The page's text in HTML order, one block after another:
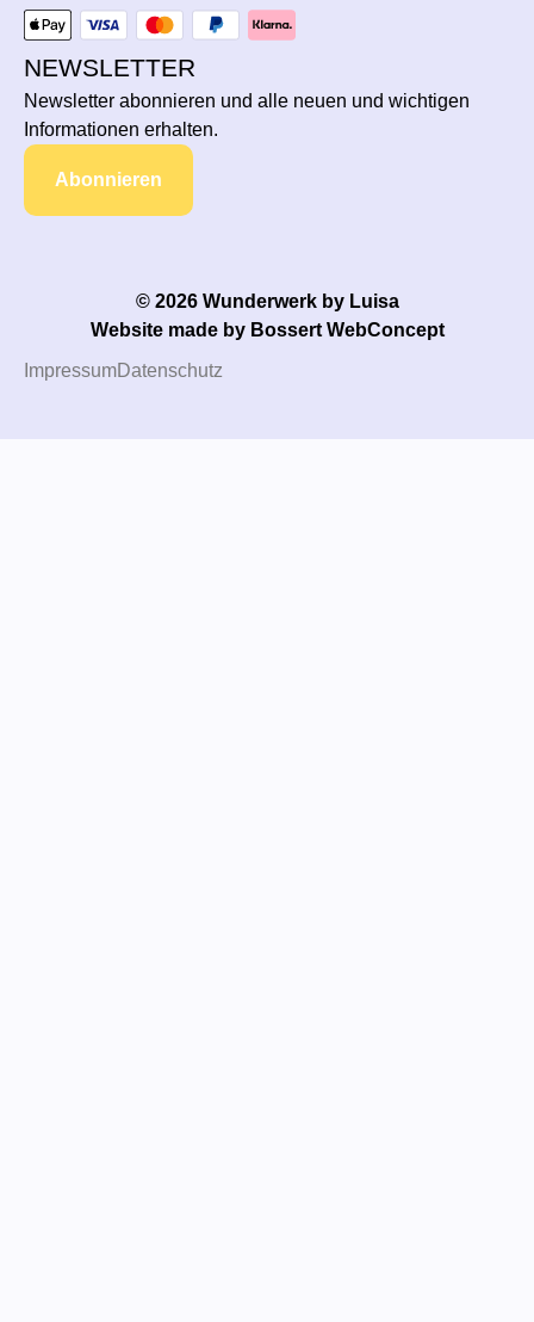
NEWSLETTER
Newsletter abonnieren und alle neuen und wichtigen
Informationen erhalten.
Abonnieren
© 2026 Wunderwerk by Luisa
Website made by Bossert WebConcept
ImpressumDatenschutz